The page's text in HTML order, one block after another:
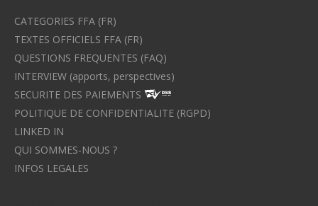
CATEGORIES FFA (FR)
TEXTES OFFICIELS FFA (FR)
QUESTIONS FREQUENTES (FAQ)
INTERVIEW (apports, perspectives)
SECURITE DES PAIEMENTS
POLITIQUE DE CONFIDENTIALITE (RGPD)
LINKED IN
QUI SOMMES-NOUS ?
INFOS LEGALES